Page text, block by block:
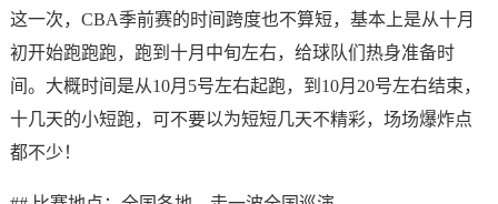
这一次，CBA季前赛的时间跨度也不算短，基本上是从十月
初开始跑跑跑，跑到十月中旬左右，给球队们热身准备时
间。大概时间是从10月5号左右起跑，到10月20号左右结束，
十几天的小短跑，可不要以为短短几天不精彩，场场爆炸点
都不少！